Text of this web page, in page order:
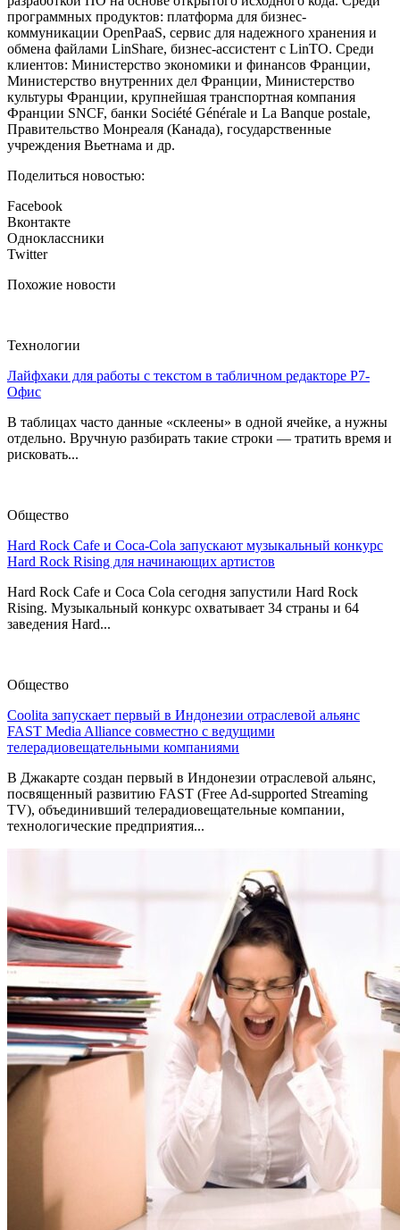
программных продуктов: платформа для бизнес-
коммуникации OpenPaaS, сервис для надежного хранения и
обмена файлами LinShare, бизнес-ассистент с LinTO. Среди
клиентов: Министерство экономики и финансов Франции,
Министерство внутренних дел Франции, Министерство
культуры Франции, крупнейшая транспортная компания
Франции SNCF, банки Société Générale и La Banque postale,
Правительство Монреаля (Канада), государственные
учреждения Вьетнама и др.
Поделиться новостью:
Facebook
Вконтакте
Одноклассники
Twitter
Похожие новости
Технологии
Лайфхаки для работы с текстом в табличном редакторе Р7-
Офис
В таблицах часто данные «склеены» в одной ячейке, а нужны
отдельно. Вручную разбирать такие строки — тратить время и
рисковать...
Общество
Hard Rock Cafe и Coca-Cola запускают музыкальный конкурс
Hard Rock Rising для начинающих артистов
Hard Rock Cafe и Coca Cola сегодня запустили Hard Rock
Rising. Музыкальный конкурс охватывает 34 страны и 64
заведения Hard...
Общество
Coolita запускает первый в Индонезии отраслевой альянс
FAST Media Alliance совместно с ведущими
телерадиовещательными компаниями
В Джакарте создан первый в Индонезии отраслевой альянс,
посвященный развитию FAST (Free Ad-supported Streaming
TV), объединивший телерадиовещательные компании,
технологические предприятия...